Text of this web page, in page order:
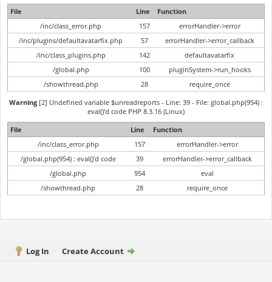
File
Line
Function
/inc/class_error.php
157
errorHandler->error
/inc/plugins/defaultavatarfix.php
57
errorHandler->error_callback
/inc/class_plugins.php
142
defaultavatarfix
/global.php
100
pluginSystem->run_hooks
/showthread.php
28
require_once
Warning [2] Undefined variable $unreadreports - Line: 39 - File: global.php(954) :
eval()'d code PHP 8.3.16 (Linux)
File
Line
Function
/inc/class_error.php
157
errorHandler->error
/global.php(954) : eval()'d code
39
errorHandler->error_callback
/global.php
954
eval
/showthread.php
28 require_once
Log In Create Account